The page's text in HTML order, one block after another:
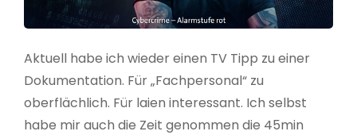
Aktuell habe ich wieder einen TV Tipp zu einer
Dokumentation. Für „Fachpersonal“ zu
oberflächlich. Für laien interessant. Ich selbst
habe mir auch die Zeit genommen die 45min